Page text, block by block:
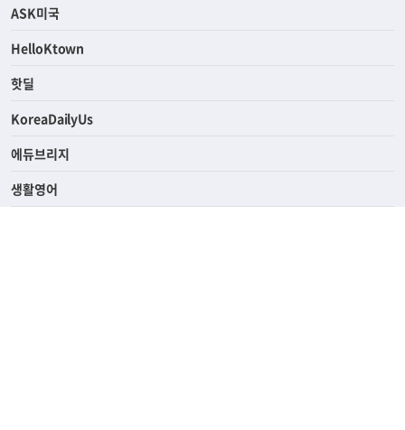
ASK미국
HelloKtown
핫딜
KoreaDailyUs
에듀브리지
생활영어